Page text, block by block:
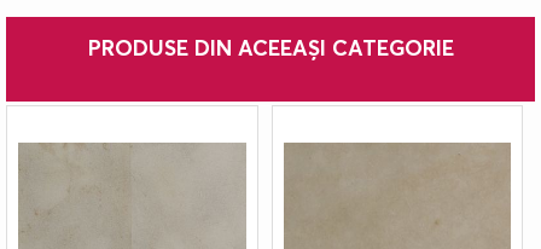
PRODUSE DIN ACEEAȘI CATEGORIE